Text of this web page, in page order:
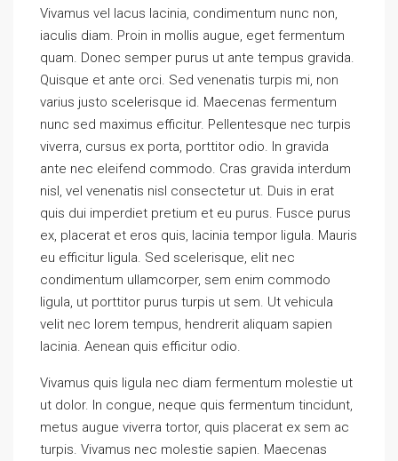
Vivamus vel lacus lacinia, condimentum nunc non,
iaculis diam. Proin in mollis augue, eget fermentum
quam. Donec semper purus ut ante tempus gravida.
Quisque et ante orci. Sed venenatis turpis mi, non
varius justo scelerisque id. Maecenas fermentum
nunc sed maximus efficitur. Pellentesque nec turpis
viverra, cursus ex porta, porttitor odio. In gravida
ante nec eleifend commodo. Cras gravida interdum
nisl, vel venenatis nisl consectetur ut. Duis in erat
quis dui imperdiet pretium et eu purus. Fusce purus
ex, placerat et eros quis, lacinia tempor ligula. Mauris
eu efficitur ligula. Sed scelerisque, elit nec
condimentum ullamcorper, sem enim commodo
ligula, ut porttitor purus turpis ut sem. Ut vehicula
velit nec lorem tempus, hendrerit aliquam sapien
lacinia. Aenean quis efficitur odio.
Vivamus quis ligula nec diam fermentum molestie ut
ut dolor. In congue, neque quis fermentum tincidunt,
metus augue viverra tortor, quis placerat ex sem ac
turpis. Vivamus nec molestie sapien. Maecenas